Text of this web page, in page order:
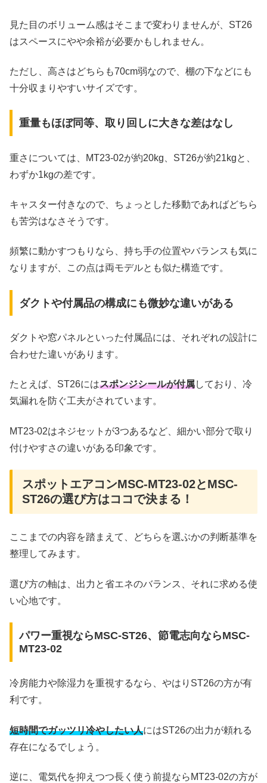
見た目のボリューム感はそこまで変わりませんが、ST26
はスペースにやや余裕が必要かもしれません。
ただし、高さはどちらも70cm弱なので、棚の下などにも
十分収まりやすいサイズです。
重量もほぼ同等、取り回しに大きな差はなし
重さについては、MT23-02が約20kg、ST26が約21kgと、
わずか1kgの差です。
キャスター付きなので、ちょっとした移動であればどちら
も苦労はなさそうです。
頻繁に動かすつもりなら、持ち手の位置やバランスも気に
なりますが、この点は両モデルとも似た構造です。
ダクトや付属品の構成にも微妙な違いがある
ダクトや窓パネルといった付属品には、それぞれの設計に
合わせた違いがあります。
たとえば、ST26にはスポンジシールが付属しており、冷
気漏れを防ぐ工夫がされています。
MT23-02はネジセットが3つあるなど、細かい部分で取り
付けやすさの違いがある印象です。
スポットエアコンMSC-MT23-02とMSC-
ST26の選び方はココで決まる！
ここまでの内容を踏まえて、どちらを選ぶかの判断基準を
整理してみます。
選び方の軸は、出力と省エネのバランス、それに求める使
い心地です。
パワー重視ならMSC-ST26、節電志向ならMSC-
MT23-02
冷房能力や除湿力を重視するなら、やはりST26の方が有
利です。
短時間でガッツリ冷やしたい人にはST26の出力が頼れる
存在になるでしょう。
逆に、電気代を抑えつつ長く使う前提ならMT23-02の方が